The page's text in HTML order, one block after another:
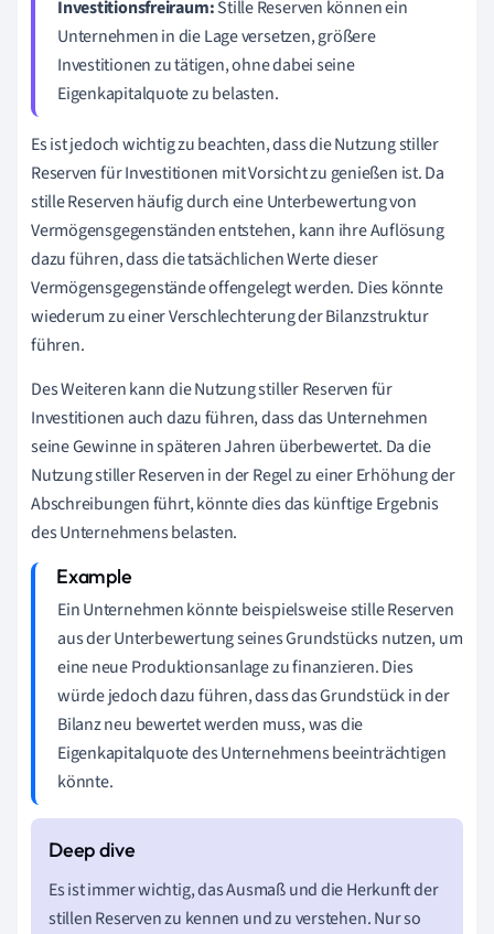
Investitionsfreiraum:Stille Reserven können ein
Unternehmen in die Lage versetzen, größere
Investitionen zu tätigen, ohne dabei seine
Eigenkapitalquote zu belasten.
Es ist jedoch wichtig zu beachten, dass die Nutzung stiller
Reserven für Investitionen mit Vorsicht zu genießen ist. Da
stille Reserven häufig durch eine Unterbewertung von
Vermögensgegenständen entstehen, kann ihre Auflösung
dazu führen, dass die tatsächlichen Werte dieser
Vermögensgegenstände offengelegt werden. Dies könnte
wiederum zu einer Verschlechterung der Bilanzstruktur
führen.
Des Weiteren kann die Nutzung stiller Reserven für
Investitionen auch dazu führen, dass das Unternehmen
seine Gewinne in späteren Jahren überbewertet. Da die
Nutzung stiller Reserven in der Regel zu einer Erhöhung der
Abschreibungen führt, könnte dies das künftige Ergebnis
des Unternehmens belasten.
Ein Unternehmen könnte beispielsweise stille Reserven
aus der Unterbewertung seines Grundstücks nutzen, um
eine neue Produktionsanlage zu finanzieren. Dies
würde jedoch dazu führen, dass das Grundstück in der
Bilanz neu bewertet werden muss, was die
Eigenkapitalquote des Unternehmens beeinträchtigen
könnte.
Es ist immer wichtig, das Ausmaß und die Herkunft der
stillen Reserven zu kennen und zu verstehen. Nur so